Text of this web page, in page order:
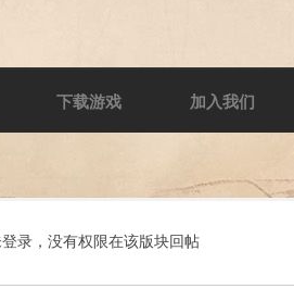
下载游戏 加入我们
录，没有权限在该版块回帖